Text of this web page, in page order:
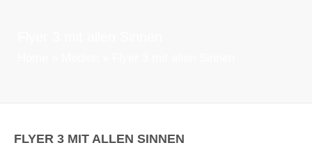
FLYER 3 MIT ALLEN SINNEN